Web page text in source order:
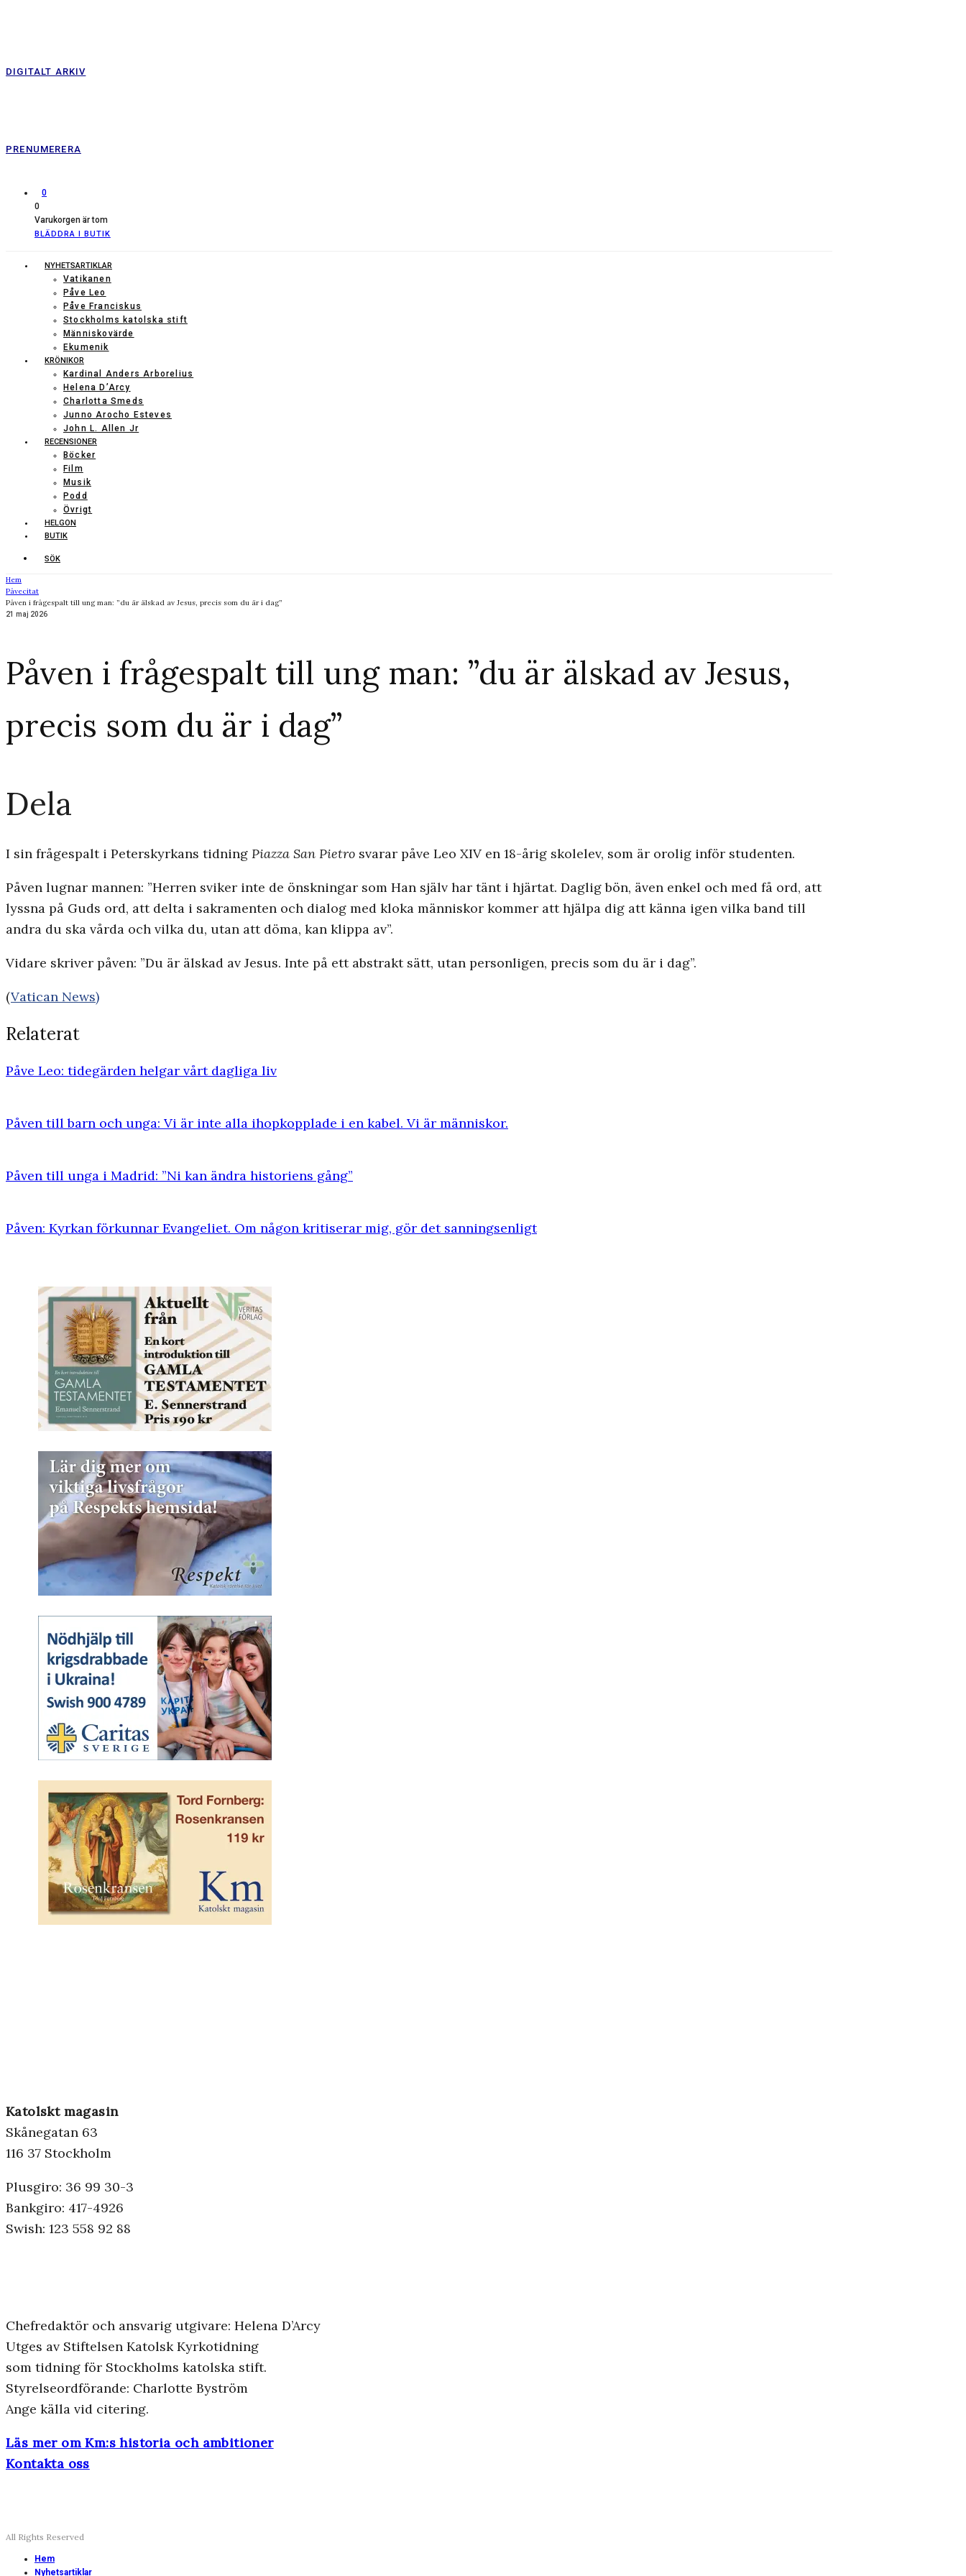
DIGITALT ARKIV
PRENUMERERA
0
0
Varukorgen är tom
BLÄDDRA I BUTIK
NYHETSARTIKLAR
Vatikanen
Påve Leo
Påve Franciskus
Stockholms katolska stift
Människovärde
Ekumenik
KRÖNIKOR
Kardinal Anders Arborelius
Helena D’Arcy
Charlotta Smeds
Junno Arocho Esteves
John L. Allen Jr
RECENSIONER
Böcker
Film
Musik
Podd
Övrigt
HELGON
BUTIK
SÖK
Hem
Påvecitat
Påven i frågespalt till ung man: ”du är älskad av Jesus, precis som du är i dag”
21 maj 2026
Påven i frågespalt till ung man: ”du är älskad av Jesus,
precis som du är i dag”
Dela
I sin frågespalt i Peterskyrkans tidning Piazza San Pietro svarar påve Leo XIV en 18-årig skolelev, som är orolig inför studenten.
Påven lugnar mannen: ”Herren sviker inte de önskningar som Han själv har tänt i hjärtat. Daglig bön, även enkel och med få ord, att
lyssna på Guds ord, att delta i sakramenten och dialog med kloka människor kommer att hjälpa dig att känna igen vilka band till
andra du ska vårda och vilka du, utan att döma, kan klippa av”.
Vidare skriver påven: ”Du är älskad av Jesus. Inte på ett abstrakt sätt, utan personligen, precis som du är i dag”.
(Vatican News)
Relaterat
Påve Leo: tidegärden helgar vårt dagliga liv
Påven till barn och unga: Vi är inte alla ihopkopplade i en kabel. Vi är människor.
Påven till unga i Madrid: ”Ni kan ändra historiens gång”
Påven: Kyrkan förkunnar Evangeliet. Om någon kritiserar mig, gör det sanningsenligt
Katolskt magasin
Skånegatan 63
116 37 Stockholm
Plusgiro: 36 99 30-3
Bankgiro: 417-4926
Swish: 123 558 92 88
Chefredaktör och ansvarig utgivare: Helena D’Arcy
Utges av Stiftelsen Katolsk Kyrkotidning
som tidning för Stockholms katolska stift.
Styrelseordförande: Charlotte Byström
Ange källa vid citering.
Läs mer om Km:s historia och ambitioner
Kontakta oss
All Rights Reserved
Hem
Nyhetsartiklar